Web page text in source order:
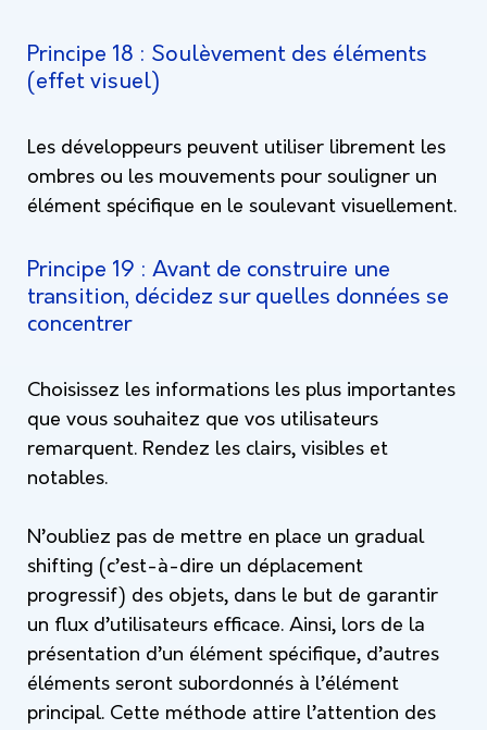
Principe 18 : Soulèvement des éléments
(effet visuel)
Les développeurs peuvent utiliser librement les
ombres ou les mouvements pour souligner un
élément spécifique en le soulevant visuellement.
Principe 19 : Avant de construire une
transition, décidez sur quelles données se
concentrer
Choisissez les informations les plus importantes
que vous souhaitez que vos utilisateurs
remarquent. Rendez les clairs, visibles et
notables.
N’oubliez pas de mettre en place un gradual
shifting (c’est-à-dire un déplacement
progressif) des objets, dans le but de garantir
un flux d’utilisateurs efficace. Ainsi, lors de la
présentation d’un élément spécifique, d’autres
éléments seront subordonnés à l’élément
principal. Cette méthode attire l’attention des